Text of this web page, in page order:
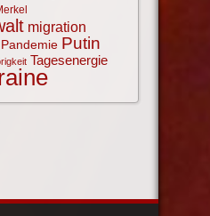
migration
Pandemie Putin
Tagesenergie